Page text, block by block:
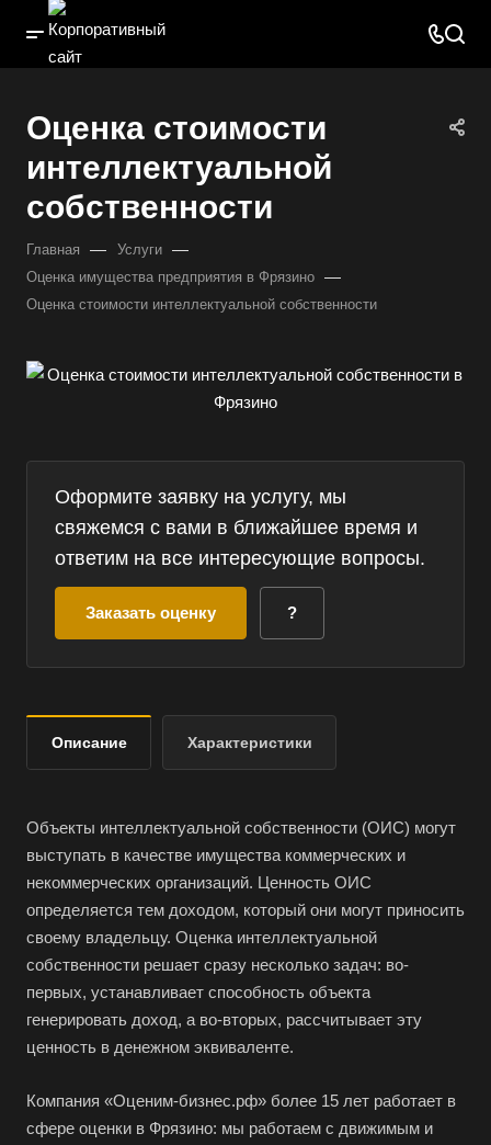
Оценка стоимости
интеллектуальной
собственности
Главная — Услуги —
Оценка имущества предприятия в Фрязино —
Оценка стоимости интеллектуальной собственности
Оформите заявку на услугу, мы
свяжемся с вами в ближайшее время и
ответим на все интересующие вопросы.
Заказать оценку ?
Описание Характеристики
Объекты интеллектуальной собственности (ОИС) могут
выступать в качестве имущества коммерческих и
некоммерческих организаций. Ценность ОИС
определяется тем доходом, который они могут приносить
своему владельцу. Оценка интеллектуальной
собственности решает сразу несколько задач: во-
первых, устанавливает способность объекта
генерировать доход, а во-вторых, рассчитывает эту
ценность в денежном эквиваленте.
Компания «Оценим-бизнес.рф» более 15 лет работает в
сфере оценки в Фрязино: мы работаем с движимым и